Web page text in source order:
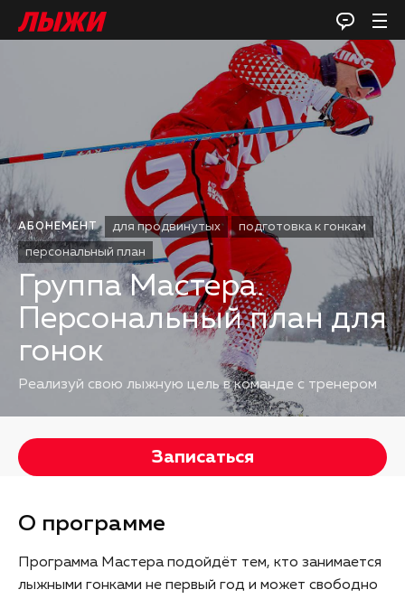
АБОНЕМЕНТ для продвинутых
подготовка к гонкам
персональный план
Группа Мастера.
Персональный план для
гонок
Реализуй свою лыжную цель в команде с тренером
Записаться
О программе
Программа Мастера подойдёт тем, кто занимается
лыжными гонками не первый год и может свободно